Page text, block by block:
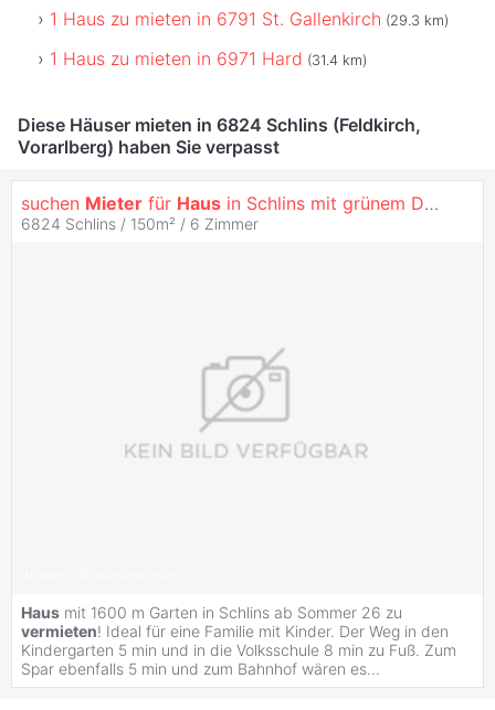
1 Haus zu mieten in 6791 St. Gallenkirch (29.3 km)
1 Haus zu mieten in 6971 Hard (31.4 km)
Diese Häuser mieten in 6824 Schlins (Feldkirch,
Vorarlberg) haben Sie verpasst
suchen Mieter für Haus in Schlins mit grünem Daumen
6824 Schlins / 150m² / 6 Zimmer
Haus mit 1600 m Garten in Schlins ab Sommer 26 zu
vermieten! Ideal für eine Familie mit Kinder. Der Weg in den
Kindergarten 5 min und in die Volksschule 8 min zu Fuß. Zum
Spar ebenfalls 5 min und zum Bahnhof wären es...